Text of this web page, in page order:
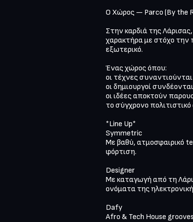
Ο Χώρος — Parco (By the
Στην καρδιά της
χαρακτήρα με στόχο την
εξωτερικό.
Ένας χώρος όπου:
οι τέχνες συναντιούνται
οι δημιουργοί συνδέονται
οι ιδέες αποκτούν
το σύγχρονο
*Line Up*
Symmetric
Με βαθύ, ατμοσφαιρικό
φόρτιση.
Designer
Με καταγωγή από τη
ονόματα της
Dafy
Afro & Tech House